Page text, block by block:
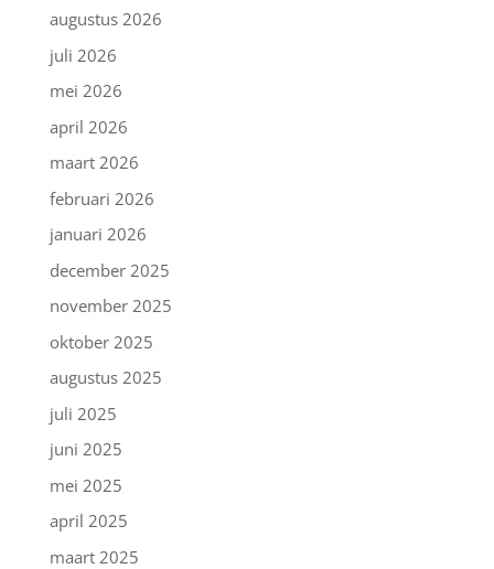
augustus 2026
juli 2026
mei 2026
april 2026
maart 2026
februari 2026
januari 2026
december 2025
november 2025
oktober 2025
augustus 2025
juli 2025
juni 2025
mei 2025
april 2025
maart 2025